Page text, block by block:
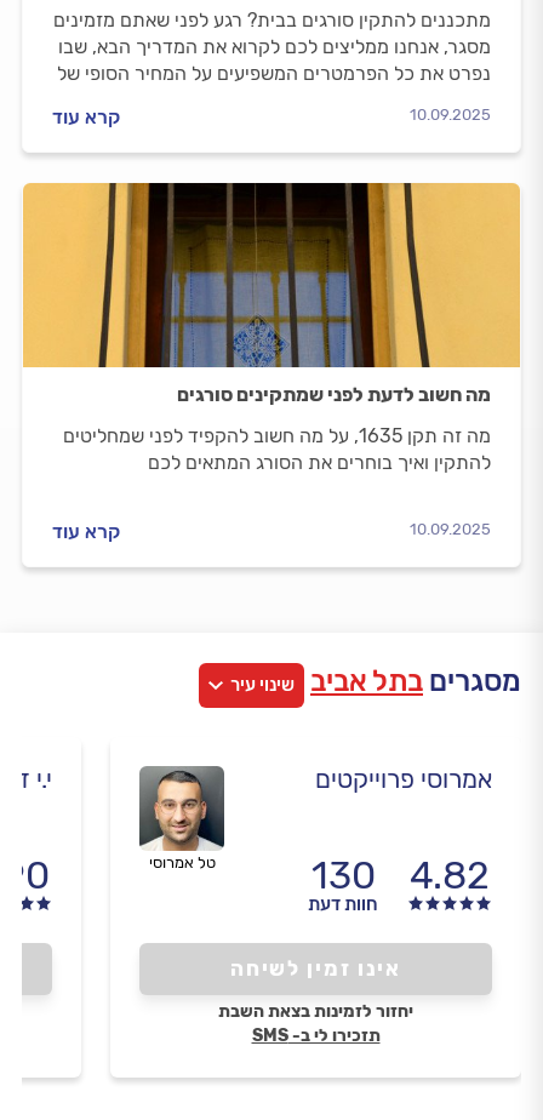
מתכננים להתקין סורגים בבית? רגע לפני שאתם מזמינים
מסגר, אנחנו ממליצים לכם לקרוא את המדריך הבא, שבו
נפרט את כל הפרמטרים המשפיעים על המחיר הסופי של
10.09.2025 קרא עוד
מה חשוב לדעת לפני שמתקינים סורגים
מה זה תקן 1635, על מה חשוב להקפיד לפני שמחליטים
להתקין ואיך בוחרים את הסורג המתאים לכם
10.09.2025 קרא עוד
מסגרים בתל אביב שינוי עיר
אמרוסי פרוייקטים
4.82
130
חוות דעת
טל אמרוסי
אינו זמין לשיחה
יחזור לזמינות בצאת השבת
תזכירו לי ב- SMS
י.י